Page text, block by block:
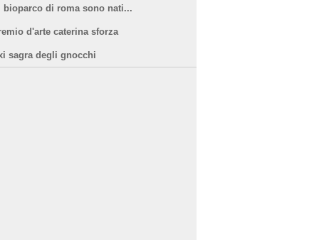
bioparco di roma sono nati...
d'arte caterina sforza
sagra degli gnocchi